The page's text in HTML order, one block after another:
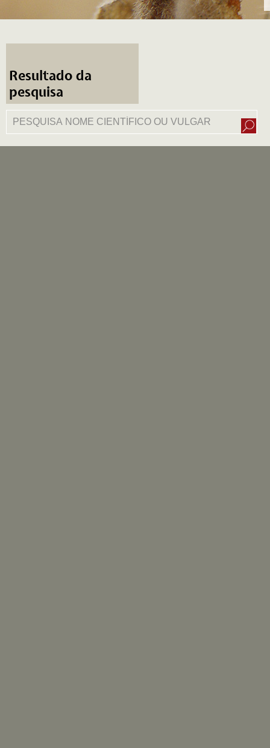
Resultado da
pesquisa